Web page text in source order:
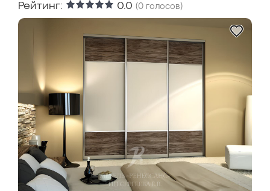
Рейтинг: 0.0 (0 голосов)